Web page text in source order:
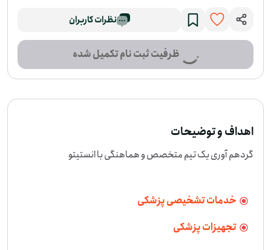
نظرات کاربران
ظرفیت ثبت نام تکمیل شده
اهداف و توضیحات
گردهم آوری یک تیم متخصص و هماهنگی با انستیتو
خدمات تشخیصی پزشکی
تجهیزات پزشکی